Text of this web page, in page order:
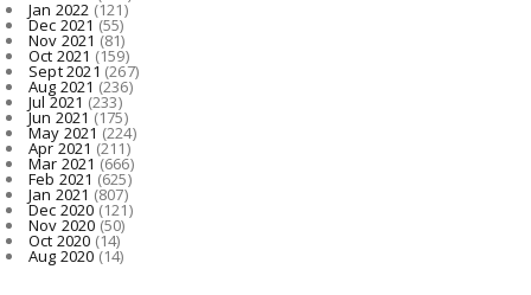
Jan 2022 (121)
Dec 2021 (55)
Nov 2021 (81)
Oct 2021 (159)
Sept 2021 (267)
Aug 2021 (236)
Jul 2021 (233)
Jun 2021(175)
May 2021(224)
Apr 2021 (211)
Mar 2021 (666)
Feb 2021 (625)
Jan 2021 (807)
Dec 2020(121)
Nov 2020 (50)
Oct 2020 (14)
Aug 2020(14)